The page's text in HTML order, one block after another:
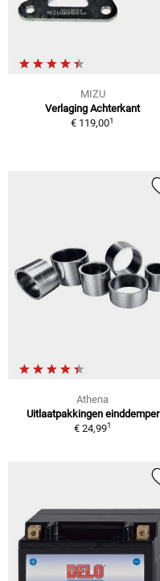
MIZU
Verlaging Achterkant
€ 119,001
Athena
Uitlaatpakkingen einddemper
€ 24,991